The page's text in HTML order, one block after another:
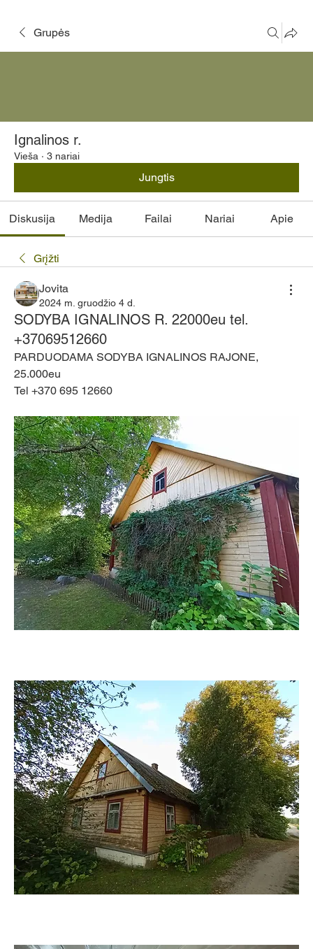
Grupės
Ignalinos r.
Vieša · 3 nariai
Jungtis
Diskusija Medija Failai Nariai Apie
Grįžti
Jovita
2024 m. gruodžio 4 d.
SODYBA IGNALINOS R. 22000eu tel.
+37069512660
PARDUODAMA SODYBA IGNALINOS RAJONE,
25.000eu
Tel +370 695 12660